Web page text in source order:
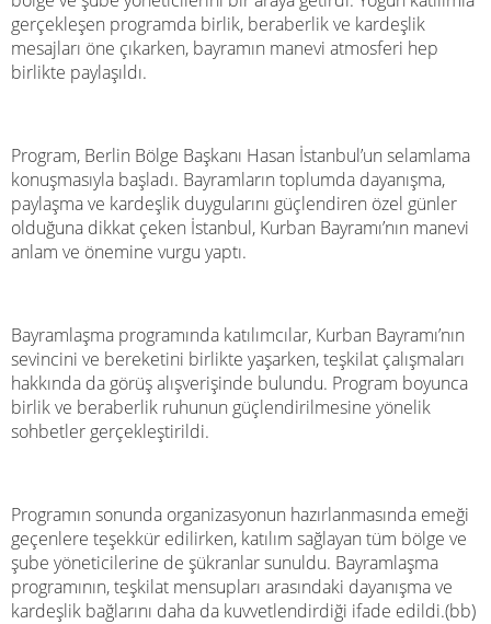
gerçekleşen programda birlik, beraberlik ve kardeşlik
mesajları öne çıkarken, bayramın manevi atmosferi hep
birlikte paylaşıldı.
Program, Berlin Bölge Başkanı Hasan İstanbul’un selamlama
konuşmasıyla başladı. Bayramların toplumda dayanışma,
paylaşma ve kardeşlik duygularını güçlendiren özel günler
olduğuna dikkat çeken İstanbul, Kurban Bayramı’nın manevi
anlam ve önemine vurgu yaptı.
Bayramlaşma programında katılımcılar, Kurban Bayramı’nın
sevincini ve bereketini birlikte yaşarken, teşkilat çalışmaları
hakkında da görüş alışverişinde bulundu. Program boyunca
birlik ve beraberlik ruhunun güçlendirilmesine yönelik
sohbetler gerçekleştirildi.
Programın sonunda organizasyonun hazırlanmasında emeği
geçenlere teşekkür edilirken, katılım sağlayan tüm bölge ve
şube yöneticilerine de şükranlar sunuldu. Bayramlaşma
programının, teşkilat mensupları arasındaki dayanışma ve
kardeşlik bağlarını daha da kuvvetlendirdiği ifade edildi.(bb)